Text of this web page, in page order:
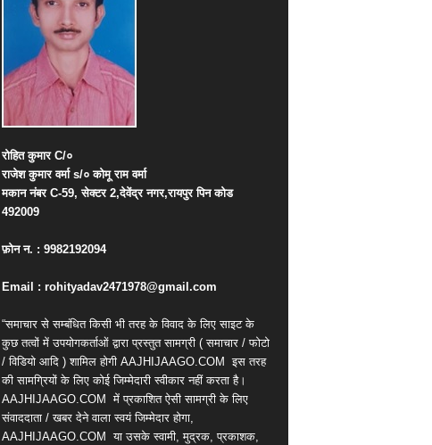
रोहित कुमारC/०
राजेश कुमार वर्माs/० कोमू राम वर्मा
मकान नंबरC-59,सेक्टर2,देवेंद्र नगर,रायपुर पिन कोड
492009
फ़ोन न. : 9982192094
Email : rohityadav2471978@gmail.com
“समाचार से सम्बंधित किसी भी तरह के विवाद के लिए साइट के
कुछ तत्वों में उपयोगकर्ताओं द्वारा प्रस्तुत सामग्री ( समाचार / फोटो
/ विडियो आदि ) शामिल होगी AAJHIJAAGO.COM इस तरह
की सामग्रियों के लिए कोई जिम्मेदारी स्वीकार नहीं करता है।
AAJHIJAAGO.COM में प्रकाशित ऐसी सामग्री के लिए
संवाददाता / खबर देने वाला स्वयं जिम्मेदार होगा,
AAJHIJAAGO.COM
या उसके स्वामी, मुद्रक, प्रकाशक,